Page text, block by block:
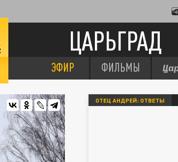
ЦАРЬГРАД
ЭФИР ФИЛЬМЫ
ОТЕЦ АНДРЕЙ: ОТВЕТЫ